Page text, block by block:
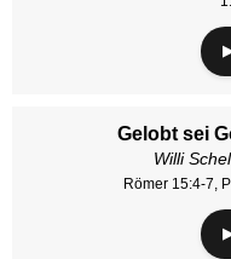
Gelobt sei
Willi
Römer 15:4-7,